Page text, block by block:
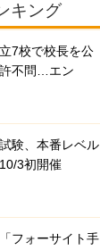
キング
7校で校長を公
不問…エン
験、本番レベル
3初開催
フォーサイト手